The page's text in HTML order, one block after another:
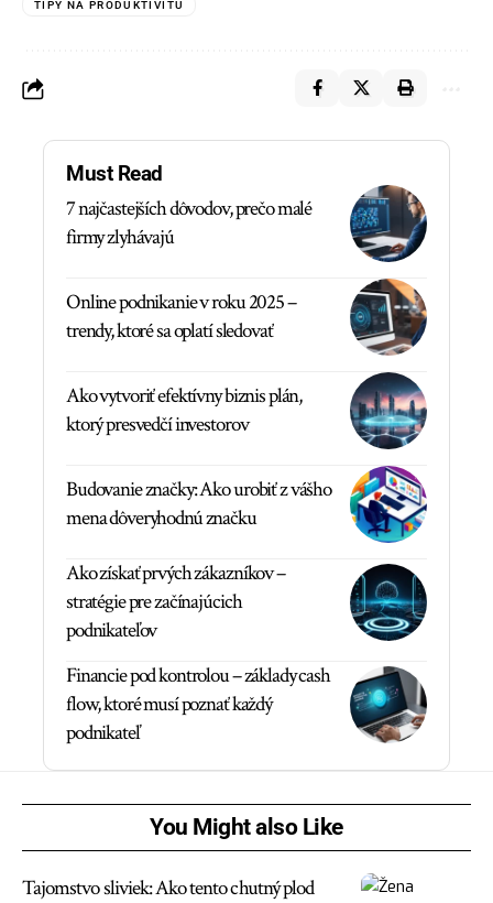
TIPY NA PRODUKTIVITU
Must Read
7 najčastejších dôvodov, prečo malé
firmy zlyhávajú
Online podnikanie v roku 2025 –
trendy, ktoré sa oplatí sledovať
Ako vytvoriť efektívny biznis plán,
ktorý presvedčí investorov
Budovanie značky: Ako urobiť z vášho
mena dôveryhodnú značku
Ako získať prvých zákazníkov –
stratégie pre začínajúcich
podnikateľov
Financie pod kontrolou – základy cash
flow, ktoré musí poznať každý
podnikateľ
You Might also Like
Tajomstvo sliviek: Ako tento chutný plod